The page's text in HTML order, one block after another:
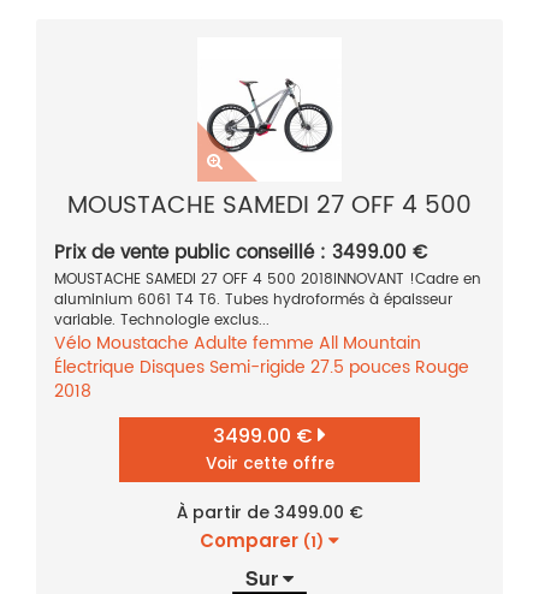
MOUSTACHE SAMEDI 27 OFF 4 500
Prix de vente public conseillé : 3499.00 €
MOUSTACHE SAMEDI 27 OFF 4 500 2018INNOVANT !Cadre en
aluminium 6061 T4 T6. Tubes hydroformés à épaisseur
variable. Technologie exclus...
Vélo Moustache Adulte femme All Mountain
Électrique Disques Semi-rigide 27.5 pouces Rouge
2018
3499.00 €
Voir cette offre
À partir de 3499.00 €
Comparer (1)
Sur